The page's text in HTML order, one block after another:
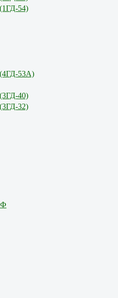
54)
53А)
40)
32)